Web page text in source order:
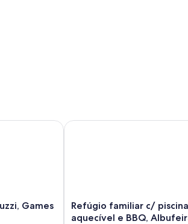
Games
Games Room
Refúgio
familiar
Refúgio familiar c/ piscina
aquecível e BBQ,
Refúgio familiar c/ piscina